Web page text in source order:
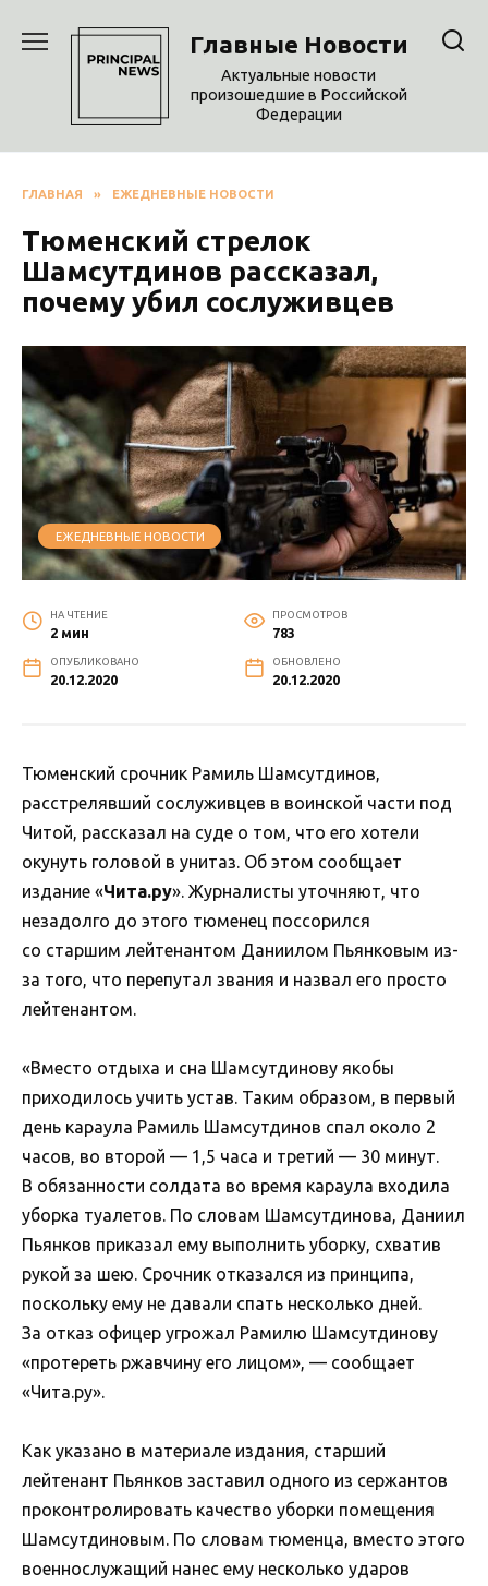
содержанию
Главные Новости
Актуальные новости
произошедшие в Российской
Федерации
ГЛАВНАЯ » ЕЖЕДНЕВНЫЕ НОВОСТИ
Тюменский стрелок
Шамсутдинов рассказал,
почему убил сослуживцев
ЕЖЕДНЕВНЫЕ НОВОСТИ
НА ЧТЕНИЕ
2 мин
ПРОСМОТРОВ
783
ОПУБЛИКОВАНО
20.12.2020
ОБНОВЛЕНО
20.12.2020
Тюменский срочник Рамиль Шамсутдинов,
расстрелявший сослуживцев в воинской части под
Читой, рассказал на суде о том, что его хотели
окунуть головой в унитаз. Об этом сообщает
издание «Чита.ру». Журналисты уточняют, что
незадолго до этого тюменец поссорился
со старшим лейтенантом Даниилом Пьянковым из-
за того, что перепутал звания и назвал его просто
лейтенантом.
«Вместо отдыха и сна Шамсутдинову якобы
приходилось учить устав. Таким образом, в первый
день караула Рамиль Шамсутдинов спал около 2
часов, во второй — 1,5 часа и третий — 30 минут.
В обязанности солдата во время караула входила
уборка туалетов. По словам Шамсутдинова, Даниил
Пьянков приказал ему выполнить уборку, схватив
рукой за шею. Срочник отказался из принципа,
поскольку ему не давали спать несколько дней.
За отказ офицер угрожал Рамилю Шамсутдинову
«протереть ржавчину его лицом», — сообщает
«Чита.ру».
Как указано в материале издания, старший
лейтенант Пьянков заставил одного из сержантов
проконтролировать качество уборки помещения
Шамсутдиновым. По словам тюменца, вместо этого
военнослужащий нанес ему несколько ударов